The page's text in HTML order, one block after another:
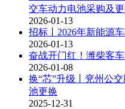
交车动力电池采购及
2026-01-13
招标丨2026年新能源
2026-01-13
奋战开门红！潍柴客
2026-01-08
换“芯”升级丨兖州公
池更换
2025-12-31